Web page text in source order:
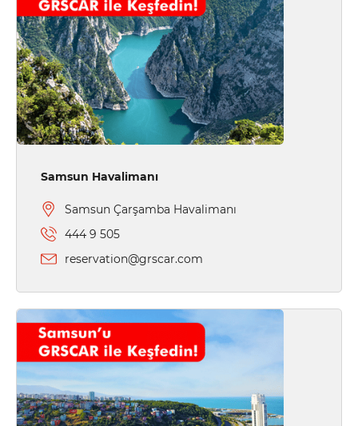
Samsun Havalimanı
Samsun Çarşamba Havalimanı
444 9 505
reservation@grscar.com